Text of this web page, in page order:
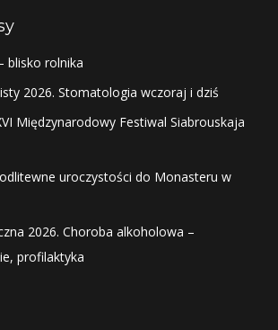
blisko rolnika
2026. Stomatologia wczoraj i dziś
Międzynarodowy Festiwal Siabrouskaja
uroczystości do Monasteru w
2026. Choroba alkoholowa –
profilaktyka